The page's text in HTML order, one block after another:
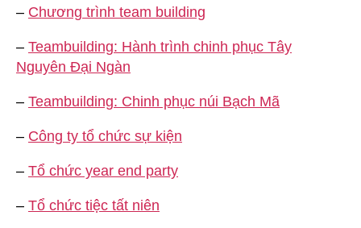
– Chương trình team building
– Teambuilding: Hành trình chinh phục Tây
Nguyên Đại Ngàn
– Teambuilding: Chinh phục núi Bạch Mã
– Công ty tổ chức sự kiện
– Tổ chức year end party
– Tổ chức tiệc tất niên